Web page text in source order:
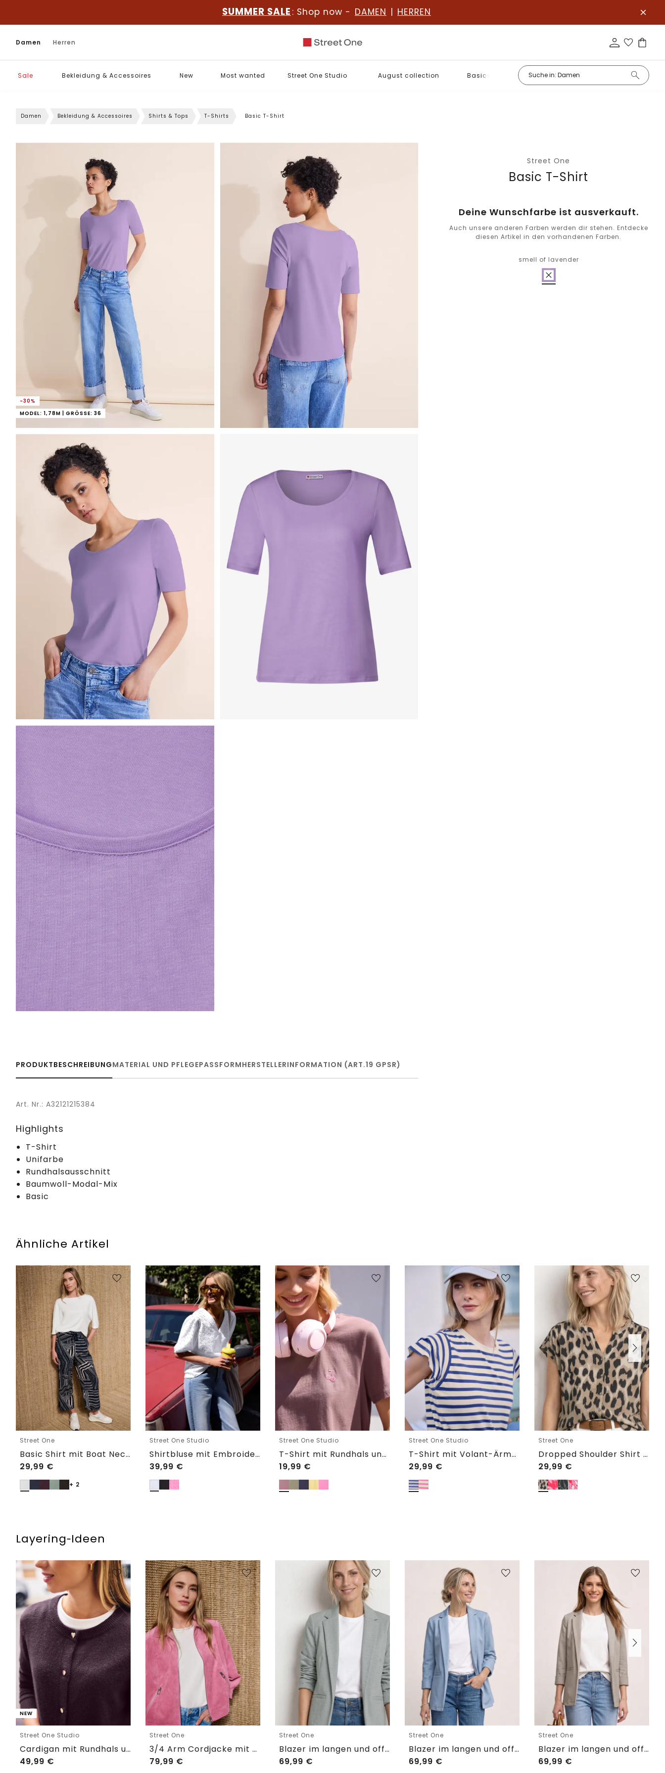
SUMMER SALE : Shop now - DAMEN | HERREN
Damen Herren
Sale Bekleidung & Accessoires New Most wanted Street One Studio August collection Basics
Damen Bekleidung & Accessoires Shirts & Tops T-Shirts Basic T-Shirt
-30%
MODEL: 1,78M | GRÖSSE: 36
Street One
Basic T-Shirt
Deine Wunschfarbe ist ausverkauft.
Auch unsere anderen Farben werden dir stehen. Entdecke
diesen Artikel in den vorhandenen Farben.
smell of lavender
PRODUKTBESCHREIBUNGMATERIAL UND PFLEGEPASSFORMHERSTELLERINFORMATION (ART.19 GPSR)
Art. Nr.: A32121215384
Highlights
T-Shirt
Unifarbe
Rundhalsausschnitt
Baumwoll-Modal-Mix
Basic
Ähnliche Artikel
Street One
Basic Shirt mit Boat Neck und Elastikbund
29,99 €
+ 2
Street One Studio
Shirtbluse mit Embroidery-Front
39,99 €
Street One Studio
T-Shirt mit Rundhals und Embroidery-Detail
19,99 €
Street One Studio
T-Shirt mit Volant-Ärmeln und Print
29,99 €
Street One
Dropped Shoulder Shirt im Blusen-Look
29,99 €
Layering‑Ideen
NEW
Street One Studio
Cardigan mit Rundhals und Knöpfen
49,99 €
Street One
3/4 Arm Cordjacke mit Hemdkragen
79,99 €
Street One
Blazer im langen und offenen Schnitt
69,99 €
Street One
Blazer im langen und offenen Schnitt
69,99 €
Street One
Blazer im langen und offenen Schnitt
69,99 €